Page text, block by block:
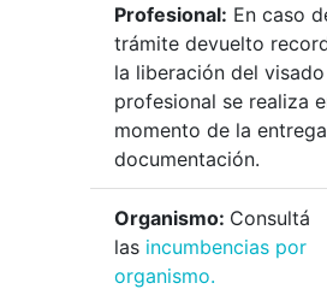
Profesional: En caso
trámite devuelto
la liberación del visado
profesional se realiza
momento de la
documentación.
Organismo: Consultá
las incumbencias por
organismo.